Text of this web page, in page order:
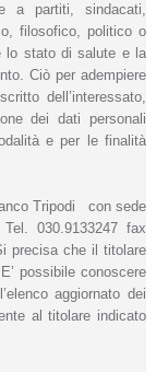
a partiti, sindacati,
filosofico, politico o
lo stato di salute e la
Ciò per adempiere
dell’interessato,
dei dati personali
e per le finalità
Tripodi con sede
030.9133247 fax
precisa che il titolare
possibile conoscere
aggiornato dei
al titolare indicato